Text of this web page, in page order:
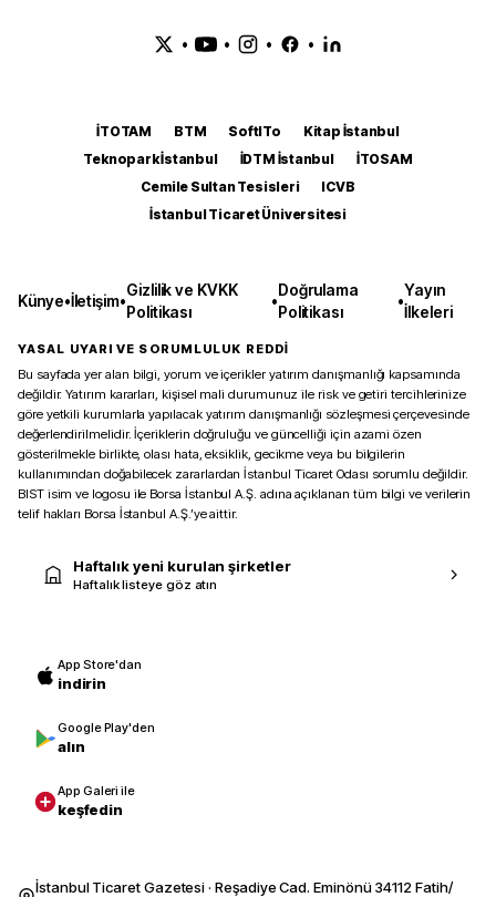
• • • •
İTOTAM BTM SoftITo
Kitap İstanbul
Teknopark İstanbul
İDTM İstanbul
İTOSAM
Cemile Sultan Tesisleri
ICVB
İstanbul Ticaret Üniversitesi
Künye•İletişim•
Gizlilik ve KVKK
Politikası
•
Doğrulama
Politikası
•
Yayın
İlkeleri
YASAL UYARI VE SORUMLULUK REDDİ
Bu sayfada yer alan bilgi, yorum ve içerikler yatırım danışmanlığı kapsamında
değildir. Yatırım kararları, kişisel mali durumunuz ile risk ve getiri tercihlerinize
göre yetkili kurumlarla yapılacak yatırım danışmanlığı sözleşmesi çerçevesinde
değerlendirilmelidir. İçeriklerin doğruluğu ve güncelliği için azami özen
gösterilmekle birlikte, olası hata, eksiklik, gecikme veya bu bilgilerin
kullanımından doğabilecek zararlardan İstanbul Ticaret Odası sorumlu değildir.
BIST isim ve logosu ile Borsa İstanbul A.Ş. adına açıklanan tüm bilgi ve verilerin
telif hakları Borsa İstanbul A.Ş.’ye aittir.
Haftalık yeni kurulan şirketler
Haftalık listeye göz atın
App Store'dan
indirin
Google Play'den
alın
App Galeri ile
keşfedin
İstanbul Ticaret Gazetesi · Reşadiye Cad. Eminönü 34112 Fatih/